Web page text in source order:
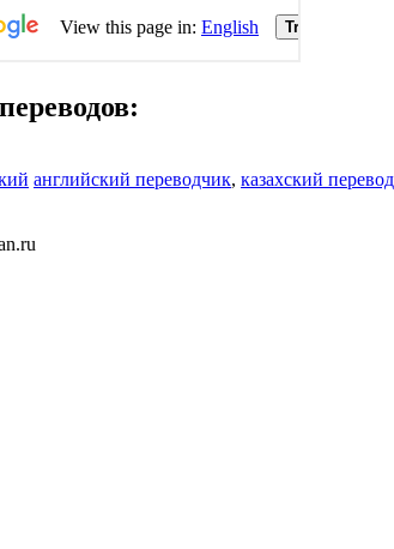
английский переводчик, казахский